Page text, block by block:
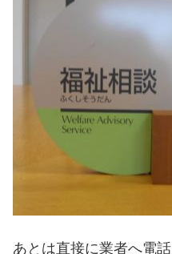
あとは直接に業者へ電